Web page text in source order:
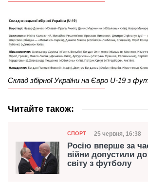
Склад збірної України на Євро U-19 з
Читайте також:
Категорія
СПОРТ Дата
25 червня, 16:38
Росію вперше за
війни допустили
світу з футболу